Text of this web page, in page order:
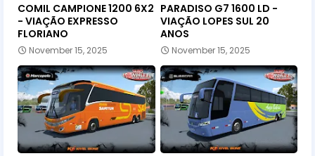
COMIL CAMPIONE 1200 6X2
- VIAÇÃO EXPRESSO
FLORIANO
November 15, 2025
PARADISO G7 1600 LD -
VIAÇÃO LOPES SUL 20
ANOS
November 15, 2025